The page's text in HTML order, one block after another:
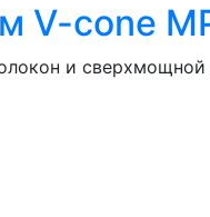
V-cone
и